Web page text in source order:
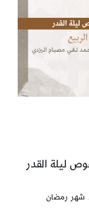
ليلة القدر
شهر رمضان